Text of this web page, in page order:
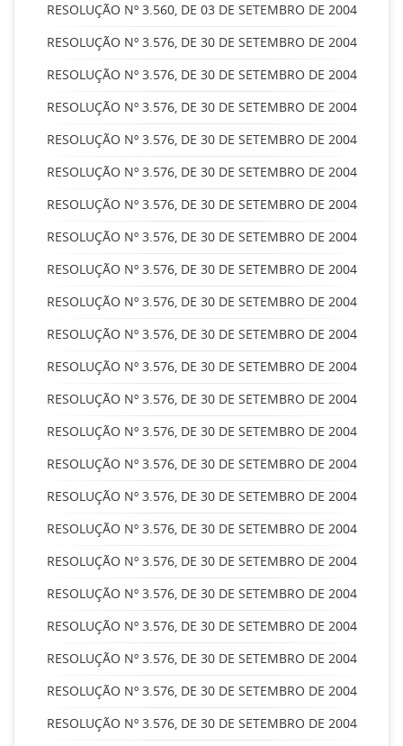
RESOLUÇÃO Nº 3.560, DE 03 DE SETEMBRO DE 2004
RESOLUÇÃO Nº 3.576, DE 30 DE SETEMBRO DE 2004
RESOLUÇÃO Nº 3.576, DE 30 DE SETEMBRO DE 2004
RESOLUÇÃO Nº 3.576, DE 30 DE SETEMBRO DE 2004
RESOLUÇÃO Nº 3.576, DE 30 DE SETEMBRO DE 2004
RESOLUÇÃO Nº 3.576, DE 30 DE SETEMBRO DE 2004
RESOLUÇÃO Nº 3.576, DE 30 DE SETEMBRO DE 2004
RESOLUÇÃO Nº 3.576, DE 30 DE SETEMBRO DE 2004
RESOLUÇÃO Nº 3.576, DE 30 DE SETEMBRO DE 2004
RESOLUÇÃO Nº 3.576, DE 30 DE SETEMBRO DE 2004
RESOLUÇÃO Nº 3.576, DE 30 DE SETEMBRO DE 2004
RESOLUÇÃO Nº 3.576, DE 30 DE SETEMBRO DE 2004
RESOLUÇÃO Nº 3.576, DE 30 DE SETEMBRO DE 2004
RESOLUÇÃO Nº 3.576, DE 30 DE SETEMBRO DE 2004
RESOLUÇÃO Nº 3.576, DE 30 DE SETEMBRO DE 2004
RESOLUÇÃO Nº 3.576, DE 30 DE SETEMBRO DE 2004
RESOLUÇÃO Nº 3.576, DE 30 DE SETEMBRO DE 2004
RESOLUÇÃO Nº 3.576, DE 30 DE SETEMBRO DE 2004
RESOLUÇÃO Nº 3.576, DE 30 DE SETEMBRO DE 2004
RESOLUÇÃO Nº 3.576, DE 30 DE SETEMBRO DE 2004
RESOLUÇÃO Nº 3.576, DE 30 DE SETEMBRO DE 2004
RESOLUÇÃO Nº 3.576, DE 30 DE SETEMBRO DE 2004
RESOLUÇÃO Nº 3.576, DE 30 DE SETEMBRO DE 2004